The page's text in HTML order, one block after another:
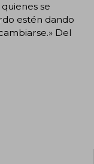
se
estén dando
Del